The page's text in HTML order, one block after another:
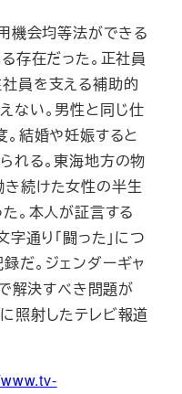
機会均等法ができる
存在だった。正社員
員を支える補助的
ない。男性と同じ仕
結婚や妊娠すると
れる。東海地方の物
続けた女性の半生
。本人が証言する
字通り「闘った」につ
だ。ジェンダーギャ
解決すべき問題が
照射したテレビ報道